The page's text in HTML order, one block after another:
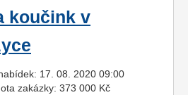
koučink v
17. 08. 2020 09:00
zakázky: 373 000 Kč